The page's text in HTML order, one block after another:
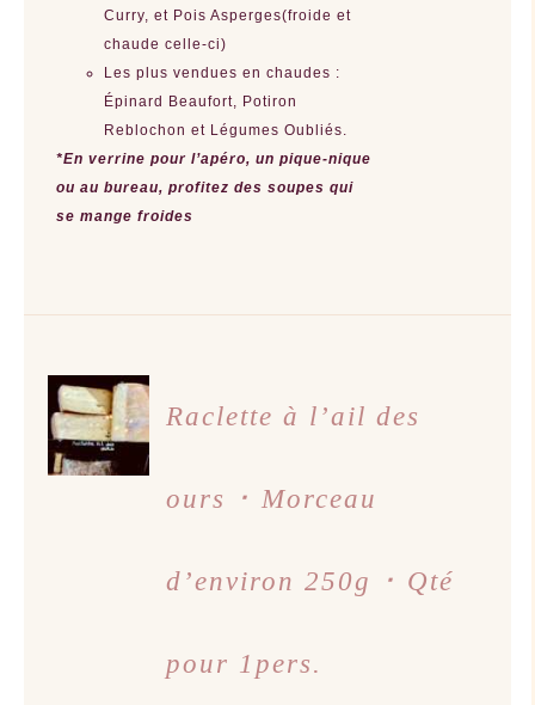
Curry, et Pois Asperges(froide et
chaude celle-ci)
Les plus vendues en chaudes :
Épinard Beaufort, Potiron
Reblochon et Légumes Oubliés.
*En verrine pour l’apéro, un pique-nique
ou au bureau, profitez des soupes qui
se mange froides
AJOUTER
AU
PANIER
/
DÉTAILS
Raclette à l’ail des
ours ･ Morceau
d’environ 250g ･ Qté
pour 1pers.